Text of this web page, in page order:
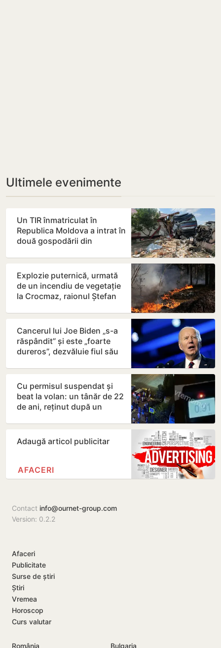
Ultimele evenimente
Un TIR înmatriculat în
Republica Moldova a intrat în
două gospodării din
Explozie puternică, urmată
de un incendiu de vegetație
la Crocmaz, raionul Ștefan
Cancerul lui Joe Biden „s-a
răspândit” și este „foarte
dureros”, dezvăluie fiul său
Cu permisul suspendat și
beat la volan: un tânăr de 22
de ani, reținut după un
Adaugă articol publicitar
AFACERI
Contact info@ournet-group.com
Version: 0.2.2
Afaceri
Publicitate
Surse de știri
Știri
Vremea
Horoscop
Curs valutar
România Bulgaria